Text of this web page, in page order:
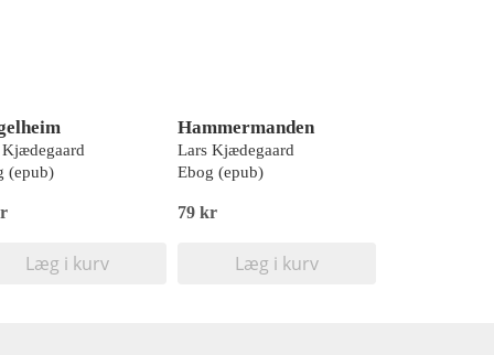
(epub)
Læg i kurv
Hammermanden
Lars Kjædegaard
Ebog (epub)
79 kr
Læg i kurv